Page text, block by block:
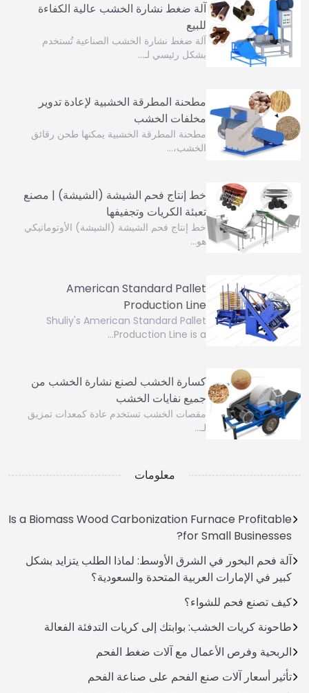
آلة ضغط نشارة الخشب عالية الكفاءة
للبيع
آلة ضغط نشارة الخشب الصناعية تُستخدم
بشكل رئيسي لـ…
مطحنة المطرقة الخشبية لإعادة تدوير
مخلفات الخشب
مطحنة المطرقة الخشبية يمكنها طحن رقائق
الخشب،…
خط إنتاج فحم الشيشة (الشيشة) | مصنع
تعبئة الكريات وتجفيفها
خط إنتاج فحم الشيشة (الشيشة) الأوتوماتيكي
هو…
American Standard Pallet
Production Line
Shuliy's American Standard Pallet
Production Line is a…
كسارة الخشب لصنع نشارة الخشب من
جميع نفايات الخشب
مقصات الخشب تستخدم عادة كمعدات تمزيق
لـ…
معلومات
Is a Biomass Wood Carbonization Furnace Profitable
for Small Businesses?
آلة فحم البخور في الشرق الأوسط: لماذا الطلب يتزايد بشكل
كبير في الإمارات العربية المتحدة والسعودية؟
كيف تصنع فحم للشواء؟
طاحونة كريات الخشب: بوابتك إلى كريات التدفئة الفعالة
الربحية وفرص الأعمال مع آلات ضغط الفحم
تأثير أسعار آلات صنع الفحم على صناعة الفحم